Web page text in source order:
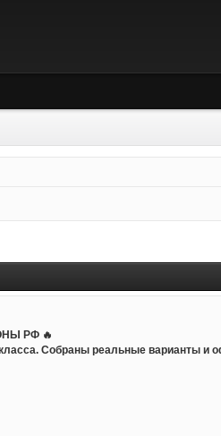
РФ 🔥
Собраны реальные варианты и